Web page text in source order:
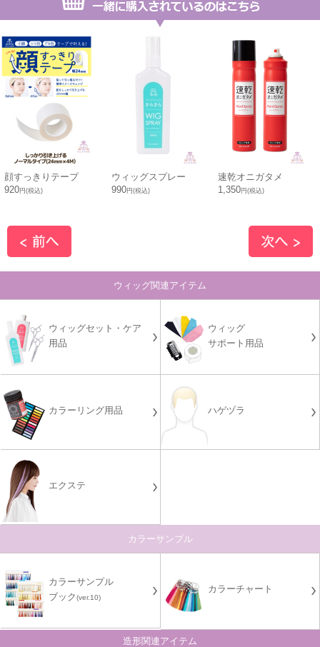
顔すっきりテープ
920円(税込)
ウィッグスプレー
990円(税込)
速乾オニガタメ
1,350円(税込)
ウィッグ関連アイテム
ウィッグセット・ケア
用品
ウィッグ
サポート用品
カラーリング用品 ハゲヅラ
エクステ
カラーサンプル
カラーサンプル
ブック(ver.10)
カラーチャート
造形関連アイテム